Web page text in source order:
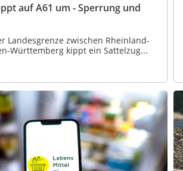
auf A61 um - Sperrung und
Landesgrenze zwischen Rheinland-
Württemberg kippt ein Sattelzug...